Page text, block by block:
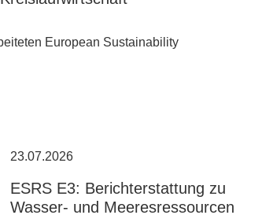
European Sustainability
23.07.2026
ESRS E3: Berichterstattung zu
Wasser- und Meeresressourcen